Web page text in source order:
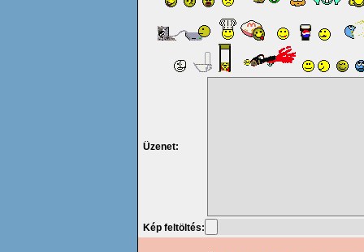
Üzenet:
Kép feltöltés: